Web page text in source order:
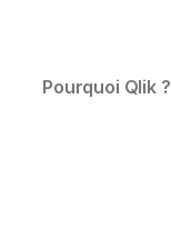
Pourquoi Qlik ?